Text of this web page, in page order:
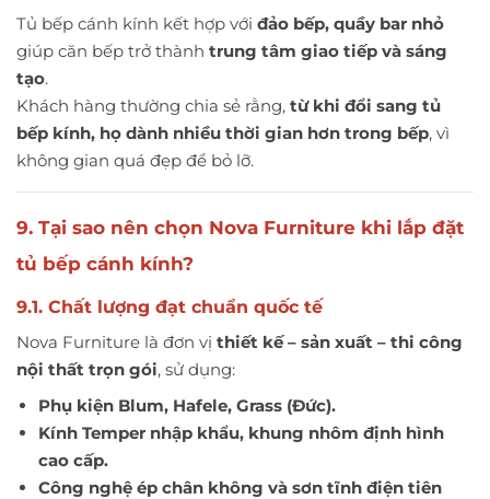
Tủ bếp cánh kính kết hợp với đảo bếp, quầy bar nhỏ
giúp căn bếp trở thành trung tâm giao tiếp và sáng
tạo.
Khách hàng thường chia sẻ rằng, từ khi đổi sang tủ
bếp kính, họ dành nhiều thời gian hơn trong bếp, vì
không gian quá đẹp để bỏ lỡ.
9. Tại sao nên chọn Nova Furniture khi lắp đặt
tủ bếp cánh kính?
9.1. Chất lượng đạt chuẩn quốc tế
Nova Furniture là đơn vị thiết kế – sản xuất – thi công
nội thất trọn gói, sử dụng:
Phụ kiện Blum, Hafele, Grass (Đức).
Kính Temper nhập khẩu, khung nhôm định hình
cao cấp.
Công nghệ ép chân không và sơn tĩnh điện tiên